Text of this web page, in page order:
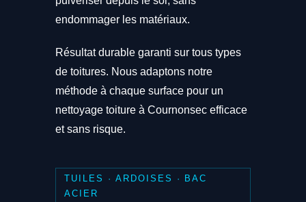
endommager les matériaux.
Résultat durable garanti sur tous types
de toitures. Nous adaptons notre
méthode à chaque surface pour un
nettoyage toiture à Cournonsec efficace
et sans risque.
TUILES · ARDOISES · BAC
ACIER